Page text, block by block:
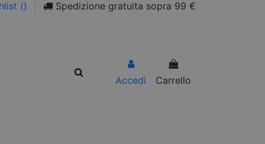
() Spedizione gratuita sopra 99 €
Accedi Carrello